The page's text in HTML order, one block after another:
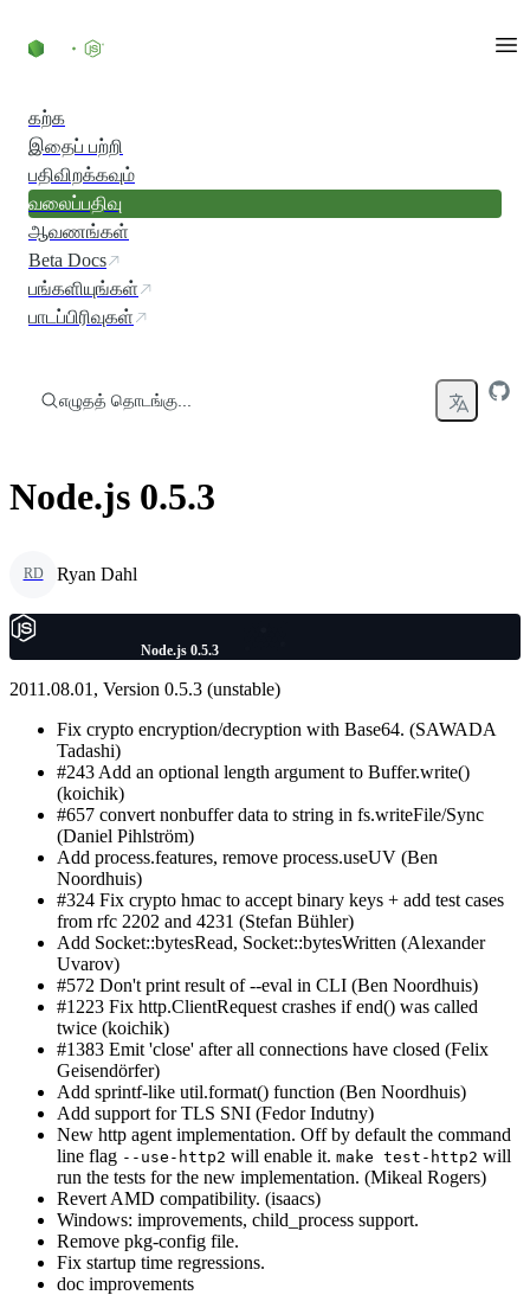
கற்க
இதைப் பற்றி
பதிவிறக்கவும்
வலைப்பதிவு
ஆவணங்கள்
Beta Docs
பங்களியுங்கள்
பாடப்பிரிவுகள்
எழுதத் தொடங்கு...
Node.js 0.5.3
RD Ryan Dahl
Node.js 0.5.3
2011.08.01, Version 0.5.3 (unstable)
Fix crypto encryption/decryption with Base64. (SAWADA
Tadashi)
#243 Add an optional length argument to Buffer.write()
(koichik)
#657 convert nonbuffer data to string in fs.writeFile/Sync
(Daniel Pihlström)
Add process.features, remove process.useUV (Ben
Noordhuis)
#324 Fix crypto hmac to accept binary keys + add test cases
from rfc 2202 and 4231 (Stefan Bühler)
Add Socket::bytesRead, Socket::bytesWritten (Alexander
Uvarov)
#572 Don't print result of --eval in CLI (Ben Noordhuis)
#1223 Fix http.ClientRequest crashes if end() was called
twice (koichik)
#1383 Emit 'close' after all connections have closed (Felix
Geisendörfer)
Add sprintf-like util.format() function (Ben Noordhuis)
Add support for TLS SNI (Fedor Indutny)
New http agent implementation. Off by default the command
line flag --use-http2 will enable it. make test-http2 will
run the tests for the new implementation. (Mikeal Rogers)
Revert AMD compatibility. (isaacs)
Windows: improvements, child_process support.
Remove pkg-config file.
Fix startup time regressions.
doc improvements